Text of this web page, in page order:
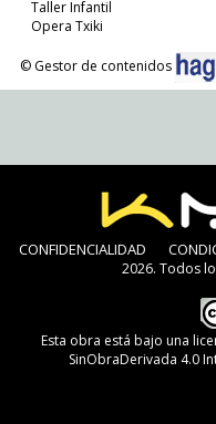
Taller Infantil
Opera Txiki
© Gestor de contenidos
CONFIDENCIALIDAD
2026. Todos
Esta obra está bajo una
SinObraDerivada 4.0